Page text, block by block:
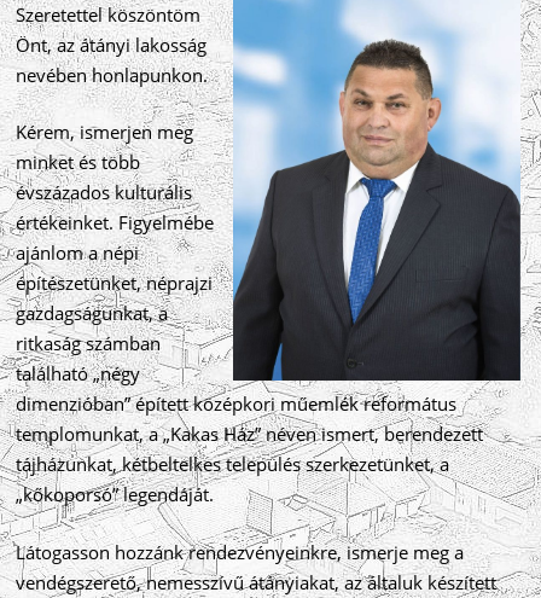
Szeretettel köszöntöm
Önt, az átányi lakosság
nevében honlapunkon.
Kérem, ismerjen meg
minket és több
évszázados kulturális
értékeinket. Figyelmébe
ajánlom a népi
építészetünket, néprajzi
gazdagságunkat, a
ritkaság számban
található „négy
dimenzióban” épített középkori műemlék református
templomunkat, a „Kakas Ház” néven ismert, berendezett
tájházunkat, kétbeltelkes település szerkezetünket, a
„kőkoporsó” legendáját.
Látogasson hozzánk rendezvényeinkre, ismerje meg a
vendégszerető, nemesszívű átányiakat, az általuk készített